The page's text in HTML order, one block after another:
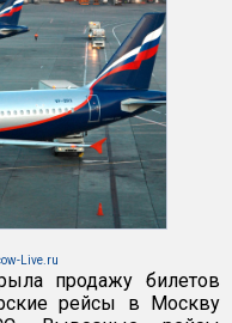
Live.ru
продажу билетов
рейсы в Москву